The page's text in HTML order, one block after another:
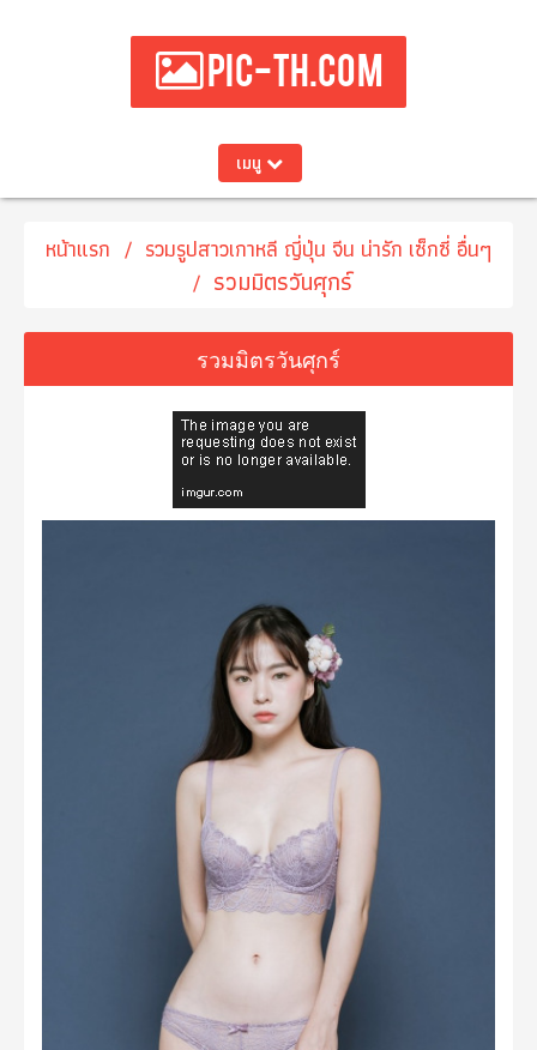
PIC-TH.COM
เมนู
หน้าแรก รวมรูปสาวเกาหลี ญี่ปุ่น จีน น่ารัก เซ็กซี่ อื่นๆ
รวมมิตรวันศุกร์
รวมมิตรวันศุกร์